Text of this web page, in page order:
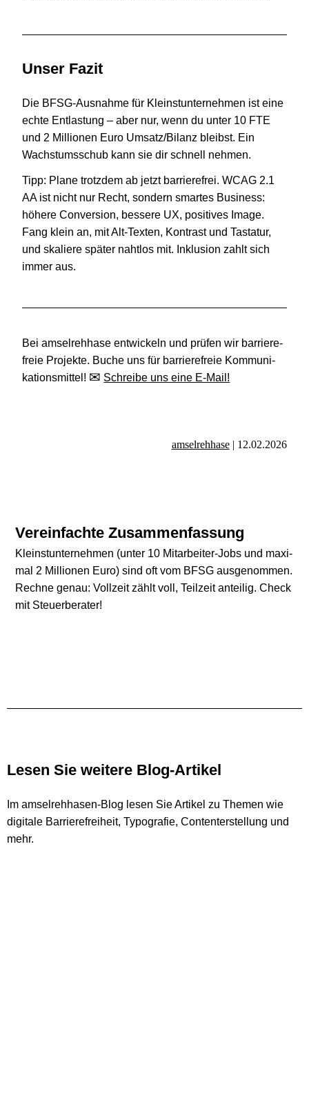
Unser Fazit
Die BFSG-Ausnahme für Kleinst­unter­nehmen ist eine
echte Ent­las­tung – aber nur, wenn du unter 10 FTE
und 2 Mil­lio­nen Euro Umsatz/Bilanz bleibst. Ein
Wachs­tums­schub kann sie dir schnell nehmen.
Tipp: Plane trotz­dem ab jetzt barriere­frei. WCAG 2.1
AA ist nicht nur Recht, son­dern smar­tes Busi­ness:
höhere Con­ver­sion, bes­sere UX, posi­ti­ves Image.
Fang klein an, mit Alt-Texten, Kon­trast und Tas­ta­tur,
und ska­liere später naht­los mit. Inklu­sion zahlt sich
immer aus.
Beiamsel­reh­hase ent­wi­ckeln und prüfen wir bar­rie­re­
freie Pro­jekte. Buche uns für bar­rie­re­freie Kom­mu­ni­
ka­ti­ons­mit­tel!
Schreibe uns eine E‑Mail!
amsel­reh­hase| 12.02.2026
Ver­ein­fachte Zusammenfassung
Kleinst­unter­nehmen (unter 10 Mitarbeiter-Jobs und maxi­
mal 2 Mil­lio­nen Euro) sind oft vom BFSG aus­ge­nom­men.
Rechne genau: Voll­zeit zählt voll, Teil­zeit antei­lig. Check
mit Steuerberater!
Lesen Sie weitere Blog-Artikel
Im amselrehhasen-Blog lesen Sie Artikel zu Themen wie
digitale Barrierefreiheit, Typografie, Contenterstellung und
mehr.